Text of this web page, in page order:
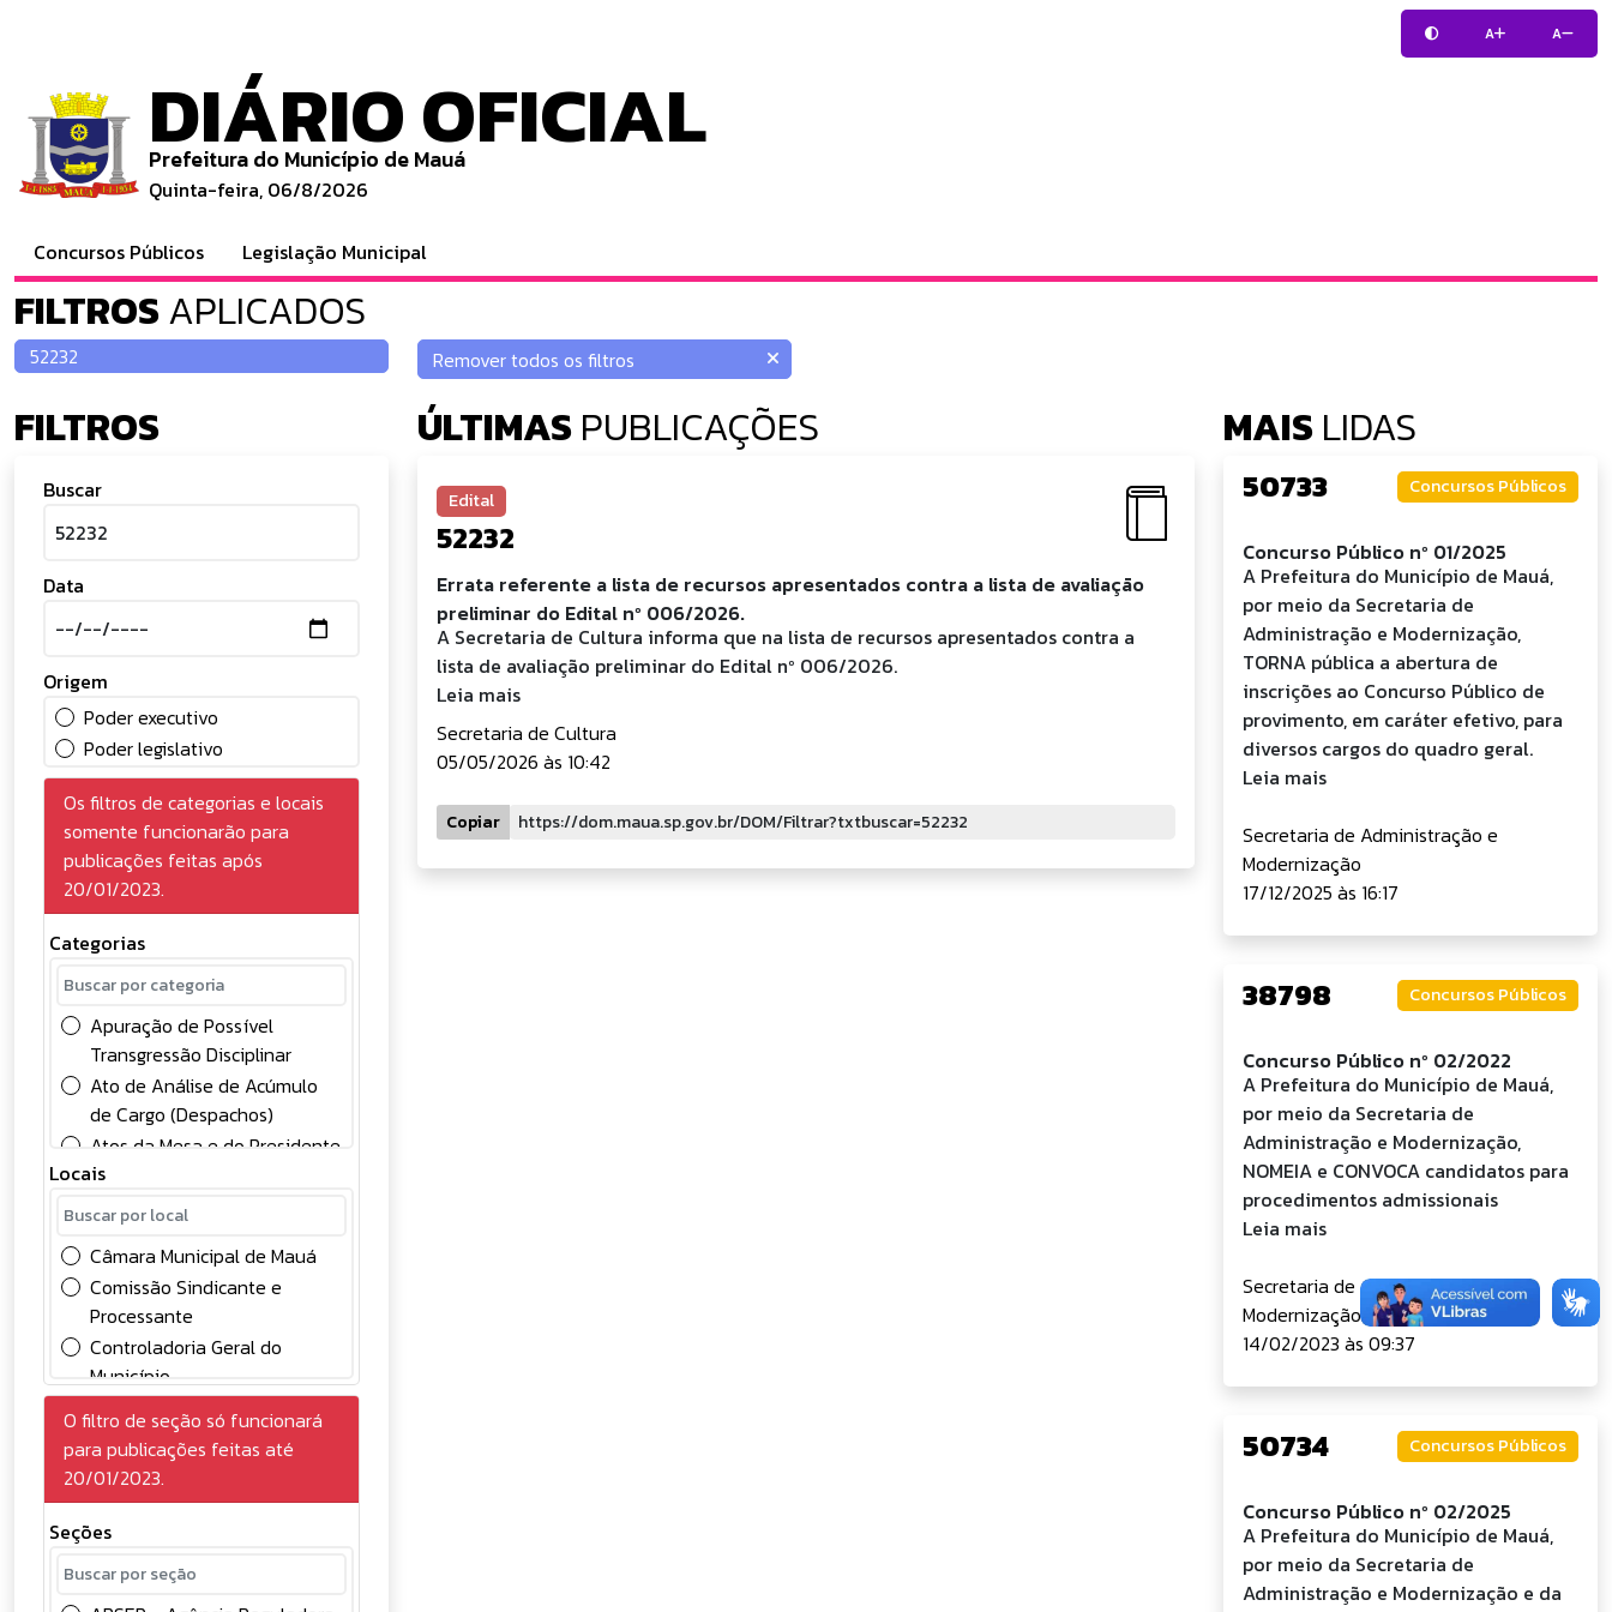
A A
DIÁRIO OFICIAL
Prefeitura do Município de Mauá
Quinta-feira, 06/8/2026
Concursos Públicos Legislação Municipal
FILTROSAPLICADOS
FILTROS
Buscar
Data
Origem
Poder executivo
Poder legislativo
Os filtros de categorias e locais
somente funcionarão para
publicações feitas após
20/01/2023.
Categorias
Apuração de Possível
Transgressão Disciplinar
Ato de Análise de Acúmulo
de Cargo (Despachos)
Atos da Mesa e do Presidente
Atos Oficiais
Chamamento Público
Concessão
Concursos Públicos
Conselhos
Contabilidade
Contratos
Convocação
Credenciamento de
Eventuais
Diversos
Edital
Locais
Câmara Municipal de Mauá
Comissão Sindicante e
Processante
Controladoria Geral do
Município
Divisão de Controle Contábil
Gabinete do Prefeito
Gerência de Gestão e
Desenvolvimento em
Recursos Humanos
Prefeitura do Município de
O filtro de seção só funcionará
para publicações feitas até
20/01/2023.
Seções
ÚLTIMASPUBLICAÇÕES
Edital
52232
Errata referente a lista de recursos apresentados contra a lista de avaliação
preliminar do Edital nº 006/2026.
A Secretaria de Cultura informa que na lista de recursos apresentados contra a
lista de avaliação preliminar do Edital nº 006/2026.
Leia mais
Secretaria de Cultura
05/05/2026 às 10:42
Copiar
MAISLIDAS
50733 Concursos Públicos
Concurso Público nº 01/2025
A Prefeitura do Município de Mauá,
por meio da Secretaria de
Administração e Modernização,
TORNA pública a abertura de
inscrições ao Concurso Público de
provimento, em caráter efetivo, para
diversos cargos do quadro geral.
Leia mais
Secretaria de Administração e
Modernização
17/12/2025 às 16:17
38798 Concursos Públicos
Concurso Público nº 02/2022
A Prefeitura do Município de Mauá,
por meio da Secretaria de
Administração e Modernização,
NOMEIA e CONVOCA candidatos para
procedimentos admissionais
Leia mais
Secretaria de Administração e
Modernização
14/02/2023 às 09:37
50734 Concursos Públicos
Concurso Público nº 02/2025
A Prefeitura do Município de Mauá,
por meio da Secretaria de
Administração e Modernização e da